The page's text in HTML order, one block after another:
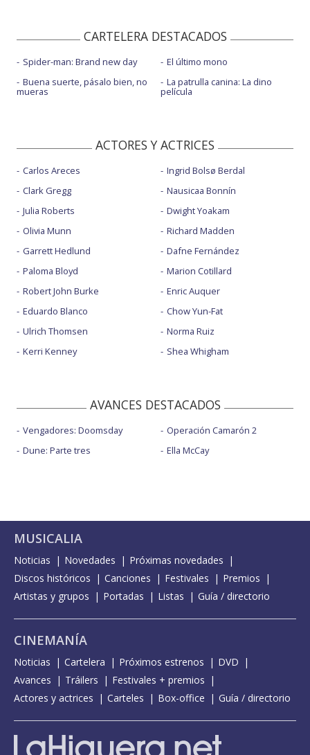
CARTELERA DESTACADOS
Spider-man: Brand new day
Buena suerte, pásalo bien, no
mueras
El último mono
La patrulla canina: La dino
película
ACTORES Y ACTRICES
Carlos Areces
Clark Gregg
Julia Roberts
Olivia Munn
Garrett Hedlund
Paloma Bloyd
Robert John Burke
Eduardo Blanco
Ulrich Thomsen
Kerri Kenney
Ingrid Bolsø Berdal
Nausicaa Bonnín
Dwight Yoakam
Richard Madden
Dafne Fernández
Marion Cotillard
Enric Auquer
Chow Yun-Fat
Norma Ruiz
Shea Whigham
AVANCES DESTACADOS
Vengadores: Doomsday
Dune: Parte tres
Operación Camarón 2
Ella McCay
MUSICALIA
Noticias Novedades
Próximas novedades
Discos históricos
Canciones Festivales
Premios
Artistas y grupos
Portadas Listas Guía / directorio
CINEMANÍA
Noticias Cartelera Próximos estrenos
DVD
Avances
Tráilers
Festivales + premios
Actores y actrices
Carteles Box-office Guía / directorio